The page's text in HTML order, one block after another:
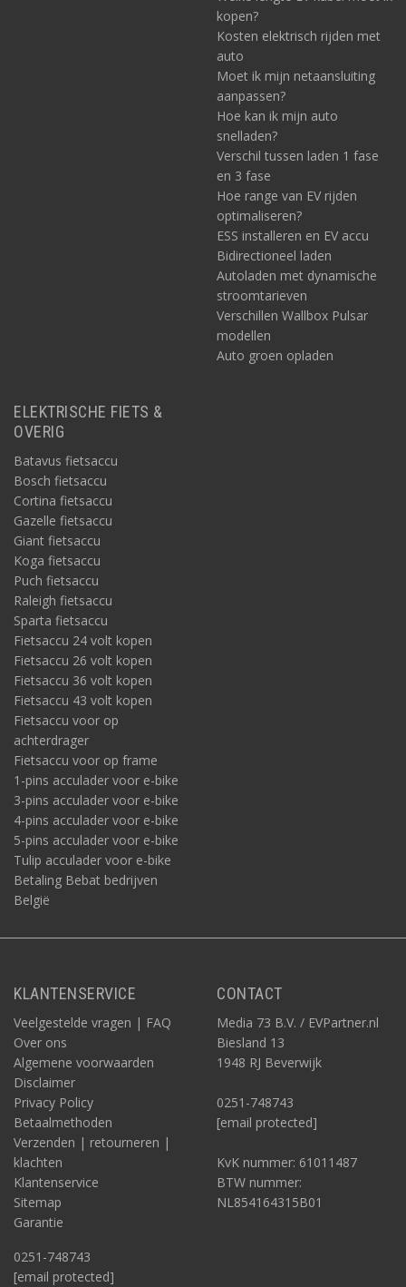
kopen?
Kosten elektrisch rijden met
auto
Moet ik mijn netaansluiting
aanpassen?
Hoe kan ik mijn auto
snelladen?
Verschil tussen laden 1 fase
en 3 fase
Hoe range van EV rijden
optimaliseren?
ESS installeren en EV accu
Bidirectioneel laden
Autoladen met dynamische
stroomtarieven
Verschillen Wallbox Pulsar
modellen
Auto groen opladen
ELEKTRISCHE FIETS &
OVERIG
Batavus fietsaccu
Bosch fietsaccu
Cortina fietsaccu
Gazelle fietsaccu
Giant fietsaccu
Koga fietsaccu
Puch fietsaccu
Raleigh fietsaccu
Sparta fietsaccu
Fietsaccu 24 volt kopen
Fietsaccu 26 volt kopen
Fietsaccu 36 volt kopen
Fietsaccu 43 volt kopen
Fietsaccu voor op
achterdrager
Fietsaccu voor op frame
1-pins acculader voor e-bike
3-pins acculader voor e-bike
4-pins acculader voor e-bike
5-pins acculader voor e-bike
Tulip acculader voor e-bike
Betaling Bebat bedrijven
België
KLANTENSERVICE
Veelgestelde vragen | FAQ
Over ons
Algemene voorwaarden
Disclaimer
Privacy Policy
Betaalmethoden
Verzenden | retourneren |
klachten
Klantenservice
Sitemap
Garantie
0251-748743
[email protected]
CONTACT
Media 73 B.V. / EVPartner.nl
Biesland 13
1948 RJ Beverwijk
0251-748743
[email protected]
KvK nummer: 61011487
BTW nummer:
NL854164315B01